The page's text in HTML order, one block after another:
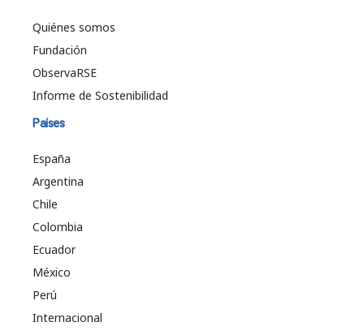
Quiénes somos
Fundación
ObservaRSE
Informe de Sostenibilidad
Países
España
Argentina
Chile
Colombia
Ecuador
México
Perú
Internacional